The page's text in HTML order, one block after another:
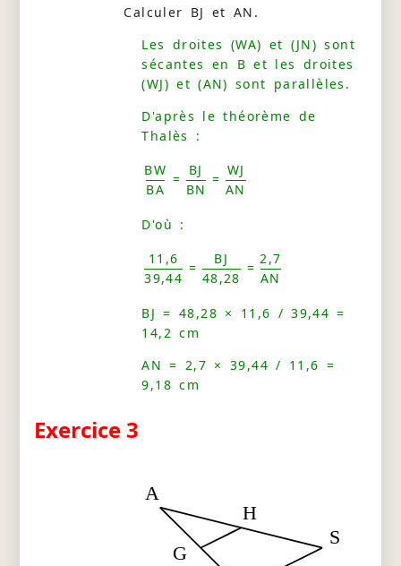
Calculer BJ et AN.
Les droites (WA) et (JN) sont
sécantes en B et les droites
(WJ) et (AN) sont parallèles.
D'après le théorème de
Thalès :
BW
BA
=
BJ
BN
=
WJ
AN
D'où :
11,6
39,44
=
BJ
48,28
=
2,7
AN
BJ = 48,28 × 11,6 / 39,44 =
14,2 cm
AN = 2,7 × 39,44 / 11,6 =
9,18 cm
Exercice 3
S
A
G
H